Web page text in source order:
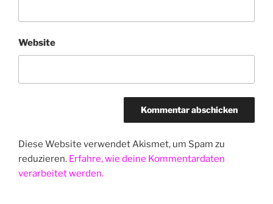
Website
Diese Website verwendet Akismet, um Spam zu
reduzieren. Erfahre, wie deine Kommentardaten
verarbeitet werden.